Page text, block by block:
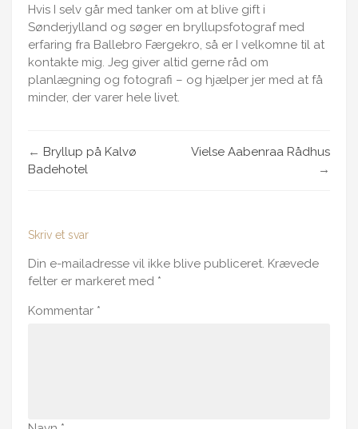
Hvis I selv går med tanker om at blive gift i
Sønderjylland og søger en bryllupsfotograf med
erfaring fra Ballebro Færgekro, så er I velkomne til at
kontakte mig. Jeg giver altid gerne råd om
planlægning og fotografi – og hjælper jer med at få
minder, der varer hele livet.
← Bryllup på Kalvø
Badehotel
Vielse Aabenraa Rådhus
→
Skriv et svar
Din e-mailadresse vil ikke blive publiceret. Krævede
felter er markeret med *
Kommentar *